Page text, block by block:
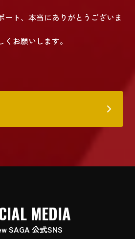
ート、本当にありがとうございま
お願いします。
MEDIA
SAGA 公式SNS